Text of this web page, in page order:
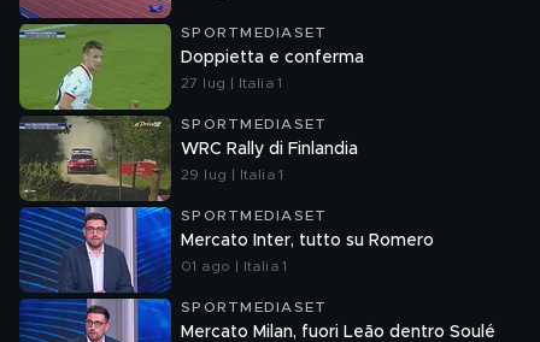
SPORTMEDIASET
Doppietta e conferma
27 lug | Italia 1
SPORTMEDIASET
WRC Rally di Finlandia
29 lug | Italia 1
SPORTMEDIASET
Mercato Inter, tutto su Romero
01 ago | Italia 1
SPORTMEDIASET
Mercato Milan, fuori Leão dentro Soulé